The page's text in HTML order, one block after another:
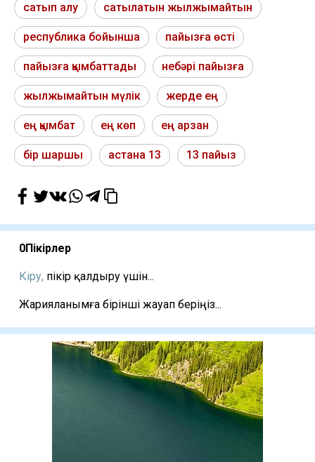
сатып алу сатылатын жылжымайтын
республика бойынша пайызға өсті
пайызға қымбаттады небәрі пайызға
жылжымайтын мүлік жерде ең
ең қымбат ең көп ең арзан
бір шаршы астана 13 13 пайыз
0Пікірлер
Кіру, пікір қалдыру үшін...
Жарияланымға бірінші жауап беріңіз...